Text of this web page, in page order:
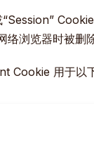
浏览器时被删除
Cookie 用于以